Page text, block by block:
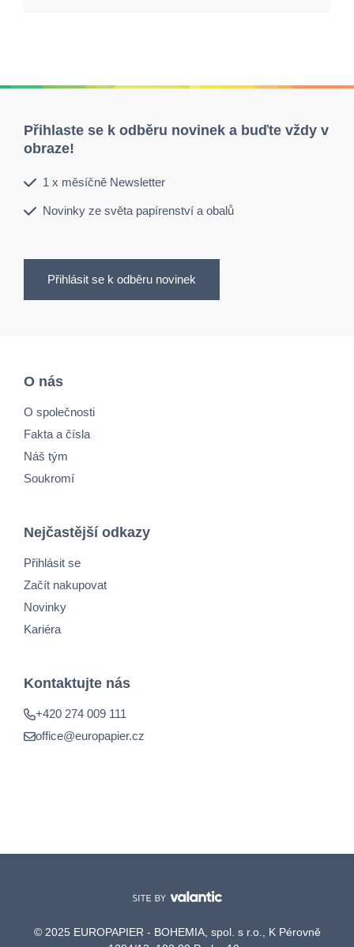
Přihlaste se k odběru novinek a buďte vždy v
obraze!
1 x měsíčně Newsletter
Novinky ze světa papírenství a obalů
Přihlásit se k odběru novinek
O nás
O společnosti
Fakta a čísla
Náš tým
Soukromí
Nejčastější odkazy
Přihlásit se
Začít nakupovat
Novinky
Kariéra
Kontaktujte nás
+420 274 009 111
office@europapier.cz
© 2025 EUROPAPIER - BOHEMIA, spol. s r.o., K Pérovně